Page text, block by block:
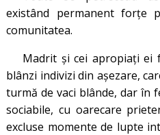
existând permanent forțe
comunitatea.
Madrit și cei apropiați ei
blânzi indivizi din așezare,
turmă de vaci blânde, dar în
sociabile, cu oarecare
excluse momente de lupte